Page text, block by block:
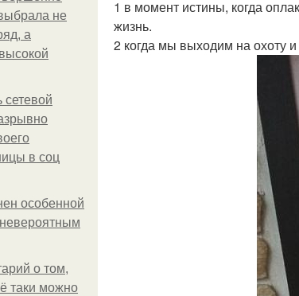
не
а
сетевой
в соц
особенной
о том,
таки можно
1 в момент истины, когда
жизнь.
2 когда мы выходим на охоту